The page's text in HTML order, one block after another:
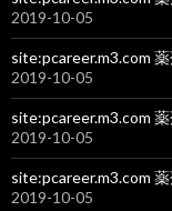
2019-10-05
site:pcareer.m3.com
2019-10-05
site:pcareer.m3.com
2019-10-05
site:pcareer.m3.com
2019-10-05